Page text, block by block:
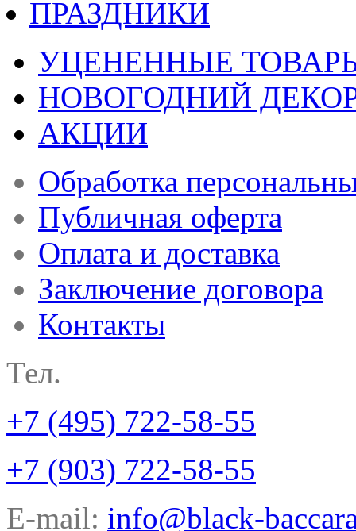
ПРАЗДНИКИ
УЦЕНЕННЫЕ
НОВОГОДНИЙ
АКЦИИ
Обработка
Публичная оферта
Оплата и доставка
Заключение договора
Контакты
Тел.
+7 (495) 722-58-55
+7 (903) 722-58-55
E-mail: info@black-